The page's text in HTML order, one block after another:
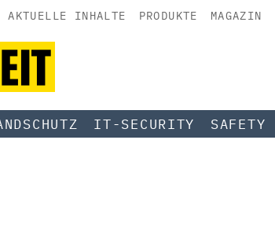
AKTUELLE INHALTE PRODUKTE MAGAZIN
IT-SECURITY SAFETY